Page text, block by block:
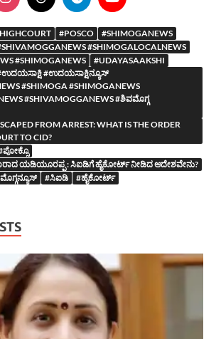
#POSCO
#SHIMOGANEWS
#SHIMOGALOCALNEWS
#SHIMOGANEWS
#UDAYASAAKSHI
#ಉದಯಸಾಕ್ಷಿ #ಉದಯಸಾಕ್ಷಿನ್ಯೂಸ್
#SHIMOGA #SHIMOGANEWS
#SHIVAMOGGANEWS #ಶಿವಮೊಗ್ಗ
FROM ARREST: WHAT IS THE ORDER
TO CID?
ಯಡಿಯೂರಪ್ಪ : ಸಿಐಡಿಗೆ ಹೈಕೋರ್ಟ್ ನೀಡಿದ ಆದೇಶವೇನು?
#ಸಿಐಡಿ #ಹೈಕೋರ್ಟ್